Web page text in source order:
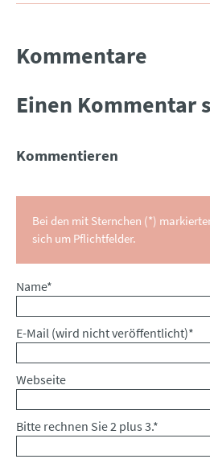
Kommentare
Einen Kommentar
Kommentieren
Bei den mit Sternchen (*)
sich um Pflichtfelder.
Pflichtfeld
Name*
Pflichtfeld
E-Mail (wird nicht veröffentlicht)*
Webseite
Bitte rechnen Sie 2 plus 3.*